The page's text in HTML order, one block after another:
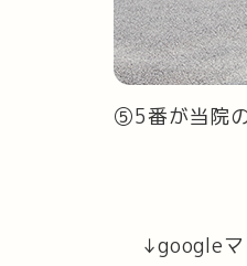
⑤5番が当院
↓google